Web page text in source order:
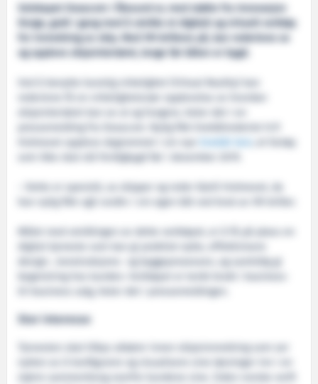
Selskapet Doxacom i Ålesund er, med støtte fra Innovasjon
Norge, godt i gang med å utvikle et digitalt og virtuelt verktøy
for innredning av skip. Med VR-brillene på, kan rederiene se
og oppleve skipsinteriøret, lenge før båten er bygd.
Ved å benytte kunstig virkelighet (Virtual Reality) kan
rederiene få en virkelighetsnær opplevelse av hvordan
skipsinteriøret kan se ut og fungere, heter det i en
Holmeset oppleve dagrommet i sin nye
, et fartøy
som ikke skal stå ferdigbygd før i desember 2019.
– Dette er spesielt, sa skipper og reder Kjetil Holmeset, da
han nylig fikk «gå rundt» i sin egen båt ved bruk av VR-briller.
Målet med utviklingen av dette verktøyet, er å få på plass en
digital tjeneste som kan gi praktisk nytte, effektivisere
design-, konstruksjons- og byggeprosessen, og samtidig gi
begeistring hos kunden. Verktøyet er tenkt brukt i business-
til-business salg, heter det i pressemeldingen.
Stor interesse
Tjenesten skal tilbys aktører innen skipsinnredning som ser
nytten av å konfigurere og visualisere sine løsninger inn i en